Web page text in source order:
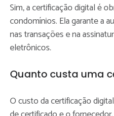
Sim, a certificação digital é
condomínios. Ela garante a
nas transações e na
eletrônicos.
Quanto custa uma
O custo da certificação